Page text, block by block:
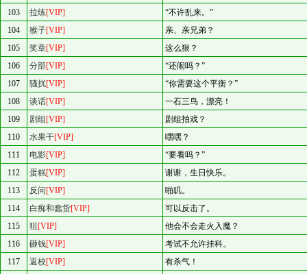
103
拉练[VIP]
“不许乱来。”
104
猴子[VIP]
亲、亲兄弟？
105
奖章[VIP]
这么狠？
106
分部[VIP]
“还闹吗？”
107
骚扰[VIP]
“你需要这个平衡？”
108
谈话[VIP]
一石三鸟，漂亮！
109
剧组 [VIP]
剧组拍戏？
110
水果干[VIP]
嘿嘿？
111
电影[VIP]
“要看吗？”
112
蛋糕[VIP]
谢谢，生日快乐。
113
反问 [VIP]
啪叽。
114
白痴和蠢货[VIP]
可以反击了。
115
狙 [VIP]
他会不会走火入魔？
116
砸钱[VIP]
考试不允许挂科。
117
返校[VIP]
有杀气！